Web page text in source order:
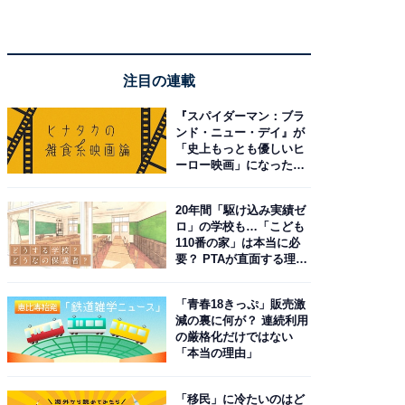
注目の連載
『スパイダーマン：ブラ
ンド・ニュー・デイ』が
「史上もっとも優しいヒ
ーロー映画」になった理
20年間「駆け込み実績ゼ
ロ」の学校も…「こども
110番の家」は本当に必
要？ PTAが直面する理想
「青春18きっぷ」販売激
減の裏に何が？ 連続利用
の厳格化だけではない
「本当の理由」
「移民」に冷たいのはど